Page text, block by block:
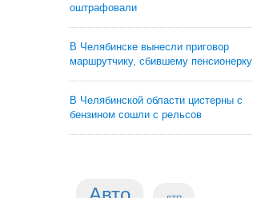
оштрафовали
В Челябинске вынесли приговор
маршрутчику, сбившему пенсионерку
В Челябинской области цистерны с
бензином сошли с рельсов